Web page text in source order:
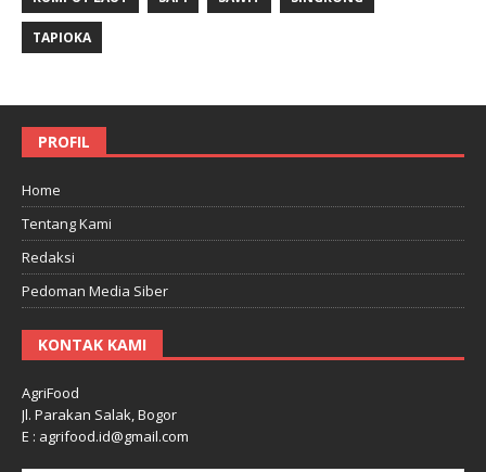
TAPIOKA
PROFIL
Home
Tentang Kami
Redaksi
Pedoman Media Siber
KONTAK KAMI
AgriFood
Jl. Parakan Salak, Bogor
E : agrifood.id@gmail.com